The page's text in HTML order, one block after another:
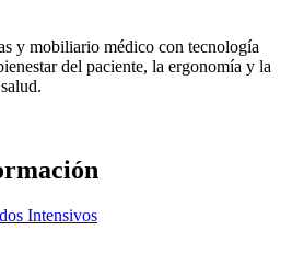
y mobiliario médico con tecnología
del paciente, la ergonomía y la
Intensivos